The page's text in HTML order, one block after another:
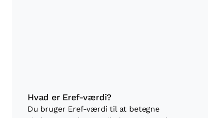
Hvad er Eref-værdi?
Du bruger Eref-værdi til at betegne